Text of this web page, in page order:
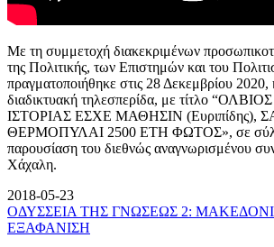
Με τη συμμετοχή διακεκριμένων
της Πολιτικής, των Επιστημών και του
πραγματοποιήθηκε στις 28 Δεκεμβρίου
διαδικτυακή τηλεσπερίδα, με τίτλο
ΙΣΤΟΡΙΑΣ ΕΣΧΕ ΜΑΘΗΣΙΝ (Ευριπίδης),
ΘΕΡΜΟΠΥΛΑΙ 2500 ΕΤΗ ΦΩΤΟΣ», σε
παρουσίαση του διεθνώς αναγνωρισμένου
Χάχαλη.
2018-05-23
ΟΔΥΣΣΕΙΑ ΤΗΣ ΓΝΩΣΕΩΣ 2:
ΕΞΑΦΑΝΙΣΗ